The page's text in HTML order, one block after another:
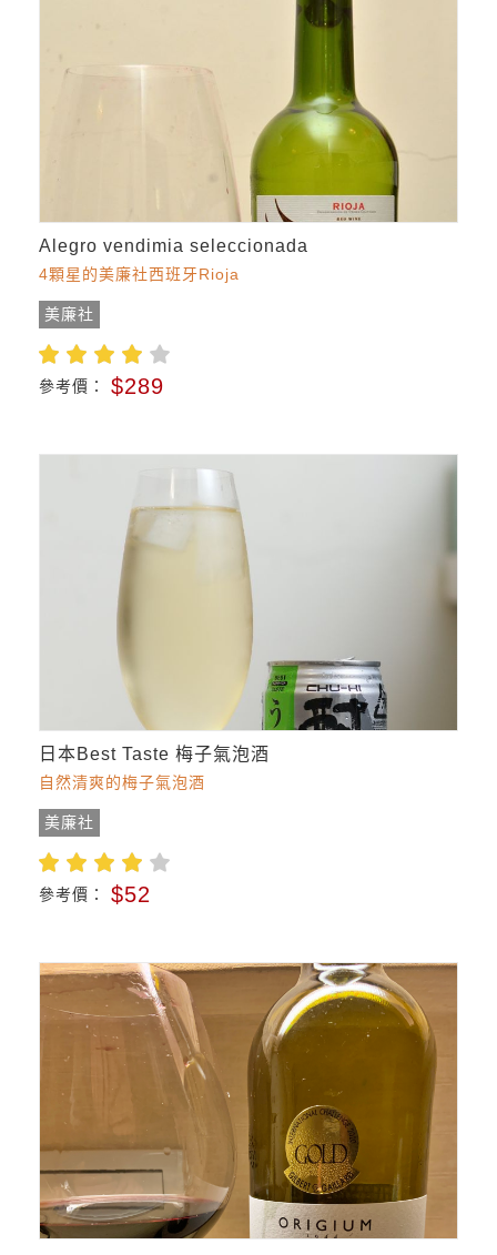
Alegro vendimia seleccionada
4顆星的美廉社西班牙Rioja
美廉社
參考價： $289
日本Best Taste 梅子氣泡酒
自然清爽的梅子氣泡酒
美廉社
參考價： $52